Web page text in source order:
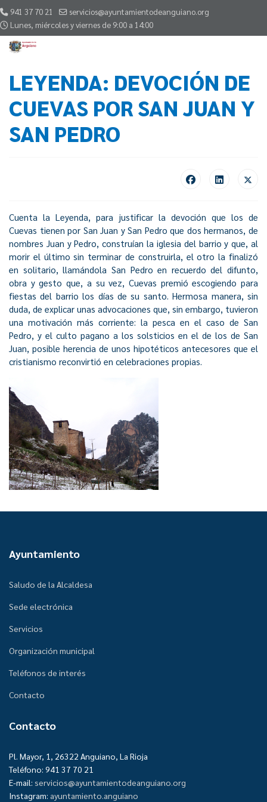
941 37 70 21
servicios@ayuntamientodeanguiano.org
Lunes, miércoles y viernes de 9:00 a 14:00
LEYENDA: DEVOCIÓN DE
CUEVAS POR SAN JUAN Y
SAN PEDRO
Cuenta la Leyenda, para justificar la devoción que los de
Cuevas tienen por San Juan y San Pedro que dos hermanos, de
nombres Juan y Pedro, construían la iglesia del barrio y que, al
morir el último sin terminar de construirla, el otro la finalizó
en solitario, llamándola San Pedro en recuerdo del difunto,
obra y gesto que, a su vez, Cuevas premió escogiendo para
fiestas del barrio los días de su santo. Hermosa manera, sin
duda, de explicar unas advocaciones que, sin embargo, tuvieron
una motivación más corriente: la pesca en el caso de San
Pedro, y el culto pagano a los solsticios en el de los de San
Juan, posible herencia de unos hipotéticos antecesores que el
cristianismo reconvirtió en celebraciones propias.
Ayuntamiento
Saludo de la Alcaldesa
Sede electrónica
Servicios
Organización municipal
Teléfonos de interés
Contacto
Contacto
Pl. Mayor, 1, 26322 Anguiano, La Rioja
Teléfono: 941 37 70 21
E-mail: servicios@ayuntamientodeanguiano.org
Instagram: ayuntamiento.anguiano